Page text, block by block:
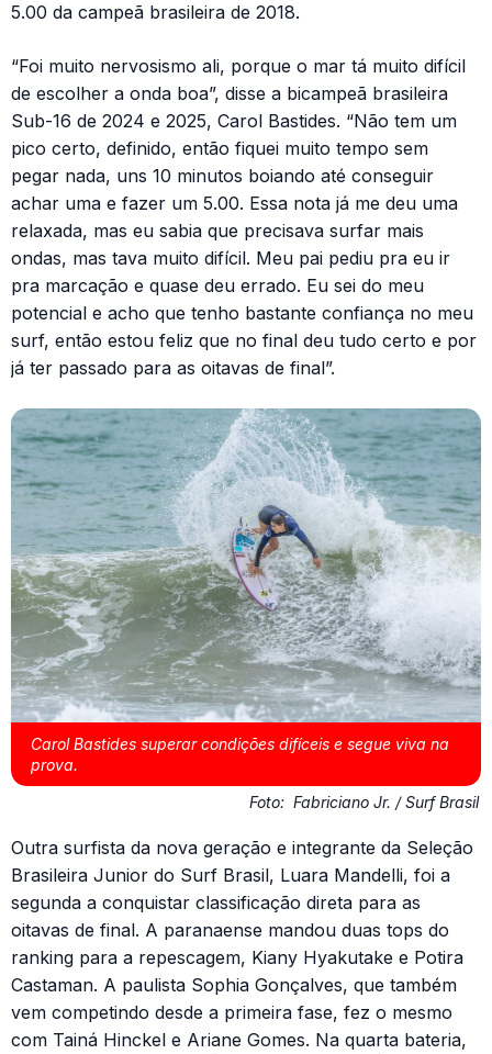
5.00 da campeã brasileira de 2018.
“Foi muito nervosismo ali, porque o mar tá muito difícil
de escolher a onda boa”, disse a bicampeã brasileira
Sub-16 de 2024 e 2025, Carol Bastides. “Não tem um
pico certo, definido, então fiquei muito tempo sem
pegar nada, uns 10 minutos boiando até conseguir
achar uma e fazer um 5.00. Essa nota já me deu uma
relaxada, mas eu sabia que precisava surfar mais
ondas, mas tava muito difícil. Meu pai pediu pra eu ir
pra marcação e quase deu errado. Eu sei do meu
potencial e acho que tenho bastante confiança no meu
surf, então estou feliz que no final deu tudo certo e por
já ter passado para as oitavas de final”.
Carol Bastides superar condições difíceis e segue viva na
prova.
Foto: Fabriciano Jr. / Surf Brasil
Outra surfista da nova geração e integrante da Seleção
Brasileira Junior do Surf Brasil, Luara Mandelli, foi a
segunda a conquistar classificação direta para as
oitavas de final. A paranaense mandou duas tops do
ranking para a repescagem, Kiany Hyakutake e Potira
Castaman. A paulista Sophia Gonçalves, que também
vem competindo desde a primeira fase, fez o mesmo
com Tainá Hinckel e Ariane Gomes. Na quarta bateria,